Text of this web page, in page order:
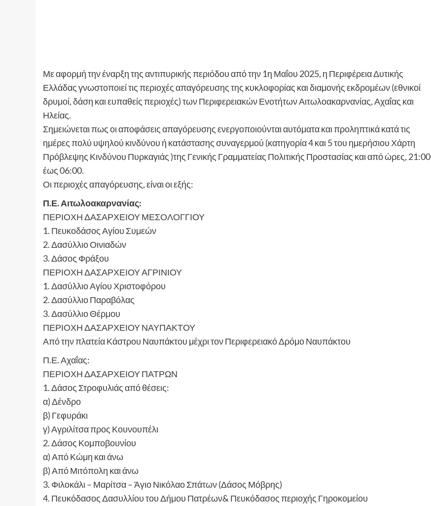
Με αφορμή την έναρξη της αντιπυρικής περιόδου από την 1η Μαΐου 2025, η Περιφέρεια Δυτικής
Ελλάδας γνωστοποιεί τις περιοχές απαγόρευσης της κυκλοφορίας και διαμονής εκδρομέων (εθνικοί
δρυμοί, δάση και ευπαθείς περιοχές) των Περιφερειακών Ενοτήτων Αιτωλοακαρνανίας, Αχαΐας και
Ηλείας.
Σημειώνεται πως οι αποφάσεις απαγόρευσης ενεργοποιούνται αυτόματα και προληπτικά κατά τις
ημέρες πολύ υψηλού κινδύνου ή κατάστασης συναγερμού (κατηγορία 4 και 5 του ημερήσιου Χάρτη
Πρόβλεψης Κινδύνου Πυρκαγιάς )της Γενικής Γραμματείας Πολιτικής Προστασίας και από ώρες, 21:00
έως 06:00.
Οι περιοχές απαγόρευσης, είναι οι εξής:
Π.Ε. Αιτωλοακαρνανίας:
ΠΕΡΙΟΧΗ ΔΑΣΑΡΧΕΙΟΥ ΜΕΣΟΛΟΓΓΙΟΥ
1. Πευκοδάσος Αγίου Συμεών
2. Δασύλλιο Οινιαδών
3. Δάσος Φράξου
ΠΕΡΙΟΧΗ ΔΑΣΑΡΧΕΙΟΥ ΑΓΡΙΝΙΟΥ
1. Δασύλλιο Αγίου Χριστοφόρου
2. Δασύλλιο Παραβόλας
3. Δασύλλιο Θέρμου
ΠΕΡΙΟΧΗ ΔΑΣΑΡΧΕΙΟΥ ΝΑΥΠΑΚΤΟΥ
Από την πλατεία Κάστρου Ναυπάκτου μέχρι τον Περιφερειακό Δρόμο Ναυπάκτου
Π.Ε. Αχαΐας:
ΠΕΡΙΟΧΗ ΔΑΣΑΡΧΕΙΟΥ ΠΑΤΡΩΝ
1. Δάσος Στροφυλιάς από θέσεις:
α) Δένδρο
β) Γεφυράκι
γ) Αγριλίτσα προς Κουνουπέλι
2. Δάσος Κομποβουνίου
α) Από Κώμη και άνω
β) Από Μιτόπολη και άνω
3. Φιλοκάλι – Μαρίτσα – Άγιο Νικόλαο Σπάτων (Δάσος Μόβρης)
4. Πευκόδασος Δασυλλίου του Δήμου Πατρέων& Πευκόδασος περιοχής Γηροκομείου